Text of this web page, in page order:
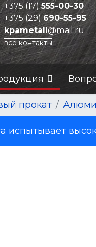
+375 (17)555-00-30
+375 (29)690-55-95
kpametall@mail.ru
все контакты
прокат